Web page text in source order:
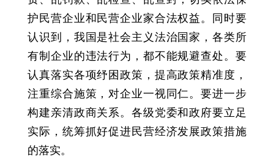
护民营企业和民营企业家合法权益。同时要
认识到，我国是社会主义法治国家，各类所
有制企业的违法行为，都不能规避查处。要
认真落实各项纾困政策，提高政策精准度，
注重综合施策，对企业一视同仁。要进一步
构建亲清政商关系。各级党委和政府要立足
实际，统筹抓好促进民营经济发展政策措施
的落实。